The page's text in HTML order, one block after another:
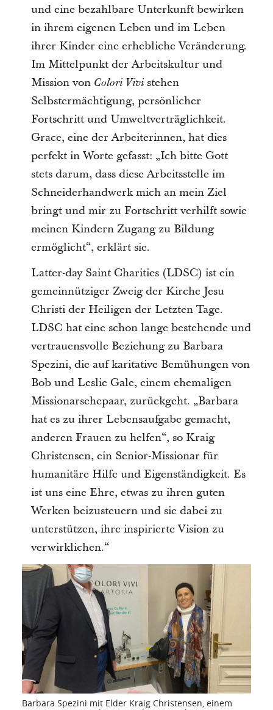
und eine bezahlbare Unterkunft bewirken
in ihrem eigenen Leben und im Leben
ihrer Kinder eine erhebliche Veränderung.
Im Mittelpunkt der Arbeitskultur und
Mission von Colori Vivistehen
Selbstermächtigung, persönlicher
Fortschritt und Umweltverträglichkeit.
Grace, eine der Arbeiterinnen, hat dies
perfekt in Worte gefasst: „Ich bitte Gott
stets darum, dass diese Arbeitsstelle im
Schneiderhandwerk mich an mein Ziel
bringt und mir zu Fortschritt verhilft sowie
meinen Kindern Zugang zu Bildung
ermöglicht“, erklärt sie.
Latter-day Saint Charities (LDSC) ist ein
gemeinnütziger Zweig der Kirche Jesu
Christi der Heiligen der Letzten Tage.
LDSC hat eine schon lange bestehende und
vertrauensvolle Beziehung zu Barbara
Spezini, die auf karitative Bemühungen von
Bob und Leslie Gale, einem ehemaligen
Missionarsehepaar, zurückgeht. „Barbara
hat es zu ihrer Lebensaufgabe gemacht,
anderen Frauen zu helfen“, so Kraig
Christensen, ein Senior-Missionar für
humanitäre Hilfe und Eigenständigkeit. Es
ist uns eine Ehre, etwas zu ihren guten
Werken beizusteuern und sie dabei zu
unterstützen, ihre inspirierte Vision zu
verwirklichen.“
Barbara Spezini mit Elder Kraig Christensen, einem